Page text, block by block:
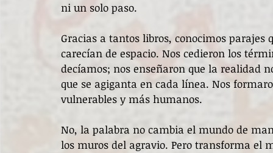
ni un solo paso.
Gracias a tantos libros, conocimos
carecían de espacio. Nos cedieron los
decíamos; nos enseñaron que la realidad
que se agiganta en cada línea. Nos
vulnerables y más humanos.
No, la palabra no cambia el mundo de
los muros del agravio. Pero transforma el